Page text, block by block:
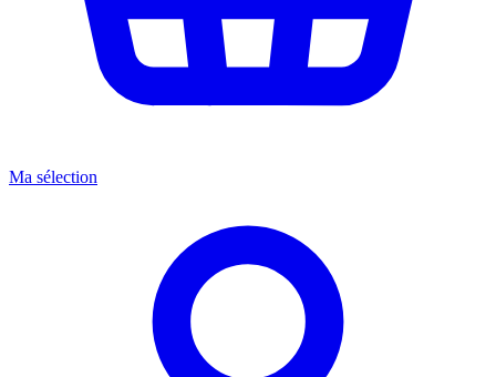
Ma sélection